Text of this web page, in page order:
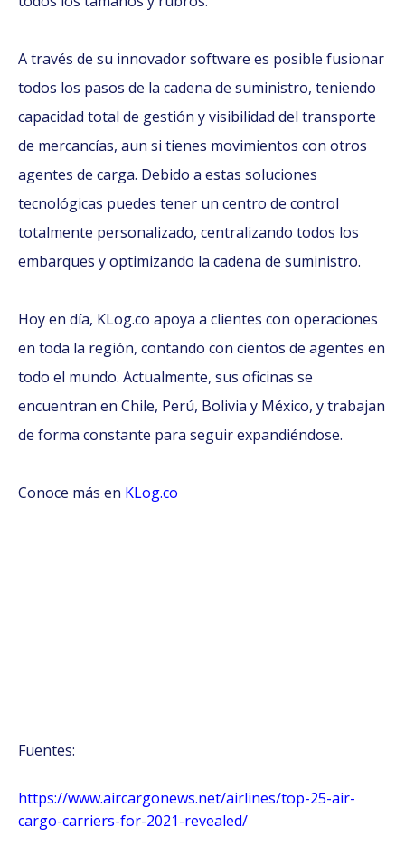
A través de su innovador software es posible fusionar
todos los pasos de la cadena de suministro, teniendo
capacidad total de gestión y visibilidad del transporte
de mercancías, aun si tienes movimientos con otros
agentes de carga. Debido a estas soluciones
tecnológicas puedes tener un centro de control
totalmente personalizado, centralizando todos los
embarques y optimizando la cadena de suministro.
Hoy en día, KLog.co apoya a clientes con operaciones
en toda la región, contando con cientos de agentes en
todo el mundo. Actualmente, sus oficinas se
encuentran en Chile, Perú, Bolivia y México, y trabajan
de forma constante para seguir expandiéndose.
Conoce más en KLog.co
Fuentes:
https://www.aircargonews.net/airlines/top-25-air-
cargo-carriers-for-2021-revealed/